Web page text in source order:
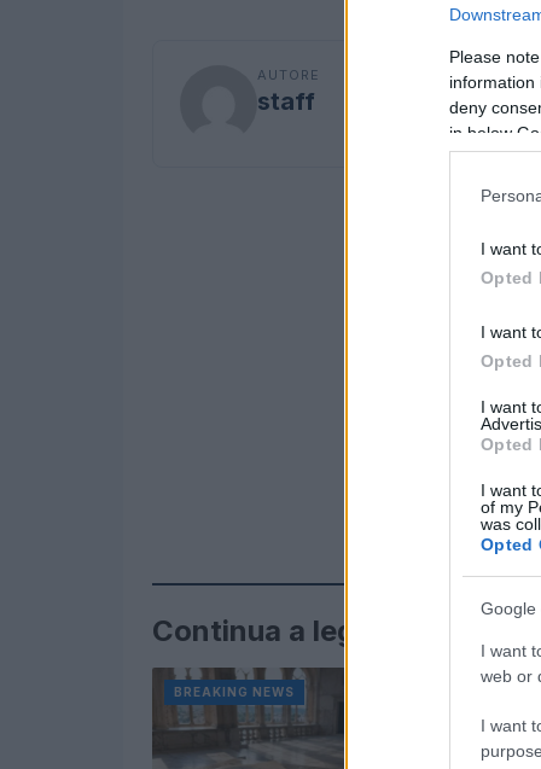
Please
information
deny
in below
I want
Opted
I want
Opted
I want
Opted
I want
of my
was
Opted
Google
I want
web or
I want
AUTORE
staff
Continua a leggere
BREAKING NEWS